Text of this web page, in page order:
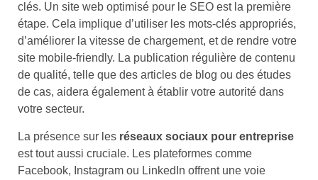
clés. Un site web optimisé pour le SEO est la première
étape. Cela implique d’utiliser les mots-clés appropriés,
d’améliorer la vitesse de chargement, et de rendre votre
site mobile-friendly. La publication régulière de contenu
de qualité, telle que des articles de blog ou des études
de cas, aidera également à établir votre autorité dans
votre secteur.
La présence sur les réseaux sociaux pour entreprise
est tout aussi cruciale. Les plateformes comme
Facebook, Instagram ou LinkedIn offrent une voie